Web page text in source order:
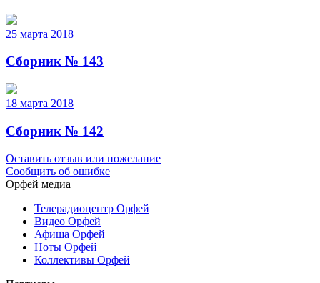
25 марта 2018
Сборник № 143
18 марта 2018
Сборник № 142
Оставить отзыв или пожелание
Сообщить об ошибке
Орфей медиа
Телерадиоцентр Орфей
Видео Орфей
Афиша Орфей
Ноты Орфей
Коллективы Орфей